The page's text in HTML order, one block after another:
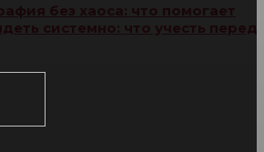
без хаоса: что помогает
системно: что учесть перед